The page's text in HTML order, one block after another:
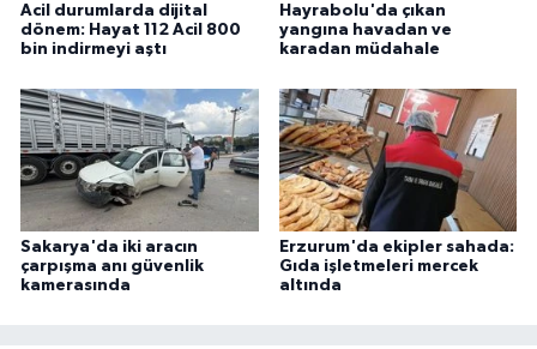
Acil durumlarda dijital
dönem: Hayat 112 Acil 800
bin indirmeyi aştı
Hayrabolu'da çıkan
yangına havadan ve
karadan müdahale
Sakarya'da iki aracın
çarpışma anı güvenlik
kamerasında
Erzurum'da ekipler sahada:
Gıda işletmeleri mercek
altında